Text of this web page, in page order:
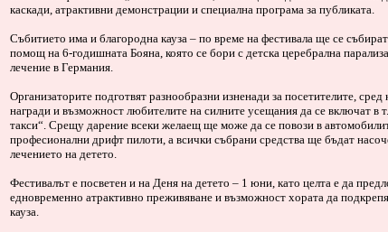
каскади, атрактивни демонстрации и специална програма за публиката.
Събитието има и благородна кауза – по време на фестивала ще се
помощ на 6-годишната Бояна, която се бори с детска церебрална
лечение в Германия.
Организаторите подготвят разнообразни изненади за посетителите, сред
награди и възможност любителите на силните усещания да се включат в
такси“. Срещу дарение всеки желаещ ще може да се повози в
професионални дрифт пилоти, а всички събрани средства ще бъдат
лечението на детето.
Фестивалът е посветен и на Деня на детето – 1 юни, като целта е да
едновременно атрактивно преживяване и възможност хората да
кауза.